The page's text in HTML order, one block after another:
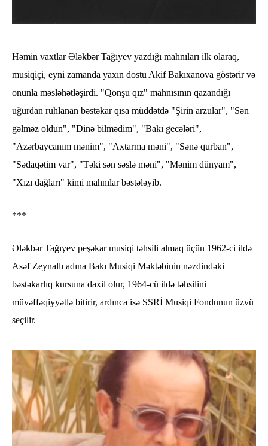
Həmin vaxtlar Ələkbər Tağıyev yazdığı mahnıları ilk olaraq,
musiqiçi, eyni zamanda yaxın dostu Akif Bakıxanova göstərir və
onunla məsləhətləşirdi. "Qonşu qız" mahnısının qazandığı
uğurdan ruhlanan bəstəkar qısa müddətdə "Şirin arzular", "Sən
gəlməz oldun", "Dinə bilmədim", "Bakı gecələri",
"Azərbaycanım mənim", "Axtarma məni", "Sənə qurban",
"Sədaqətim var", "Təki sən səslə məni", "Mənim dünyam",
"Xızı dağları" kimi mahnılar bəstələyib.
***
Ələkbər Tağıyev peşəkar musiqi təhsili almaq üçün 1962-ci ildə
Asəf Zeynallı adına Bakı Musiqi Məktəbinin nəzdindəki
bəstəkarlıq kursuna daxil olur, 1964-cü ildə təhsilini
müvəffəqiyyətlə bitirir, ardınca isə SSRİ Musiqi Fondunun üzvü
seçilir.